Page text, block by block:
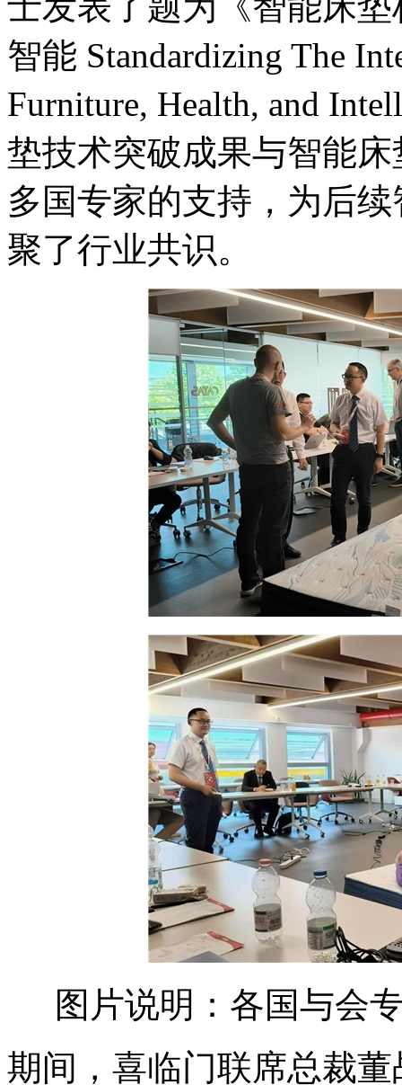
智能 Standardizing The
Furniture, Health, and
垫技术突破成果与智能
多国专家的支持，为后
聚了行业共识。
图片说明：各国与会
期间，喜临门联席总裁董